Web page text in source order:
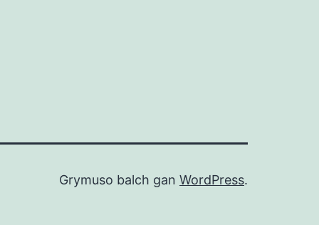
Grymuso balch gan WordPress.